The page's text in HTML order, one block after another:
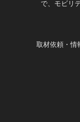
で、モビリ
取材依頼・情